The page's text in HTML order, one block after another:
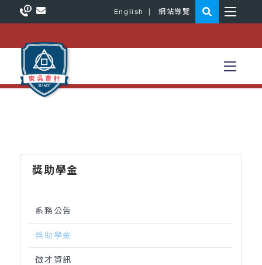
English 網站導覽
獎助學金
系務公告
獎助學金
徵才資訊